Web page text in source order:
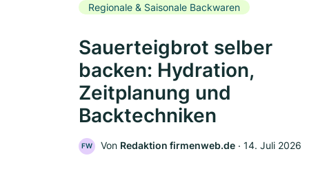
Regionale & Saisonale Backwaren
Sauerteigbrot selber
backen: Hydration,
Zeitplanung und
Backtechniken
FW Von Redaktion firmenweb.de ‧ 14. Juli 2026